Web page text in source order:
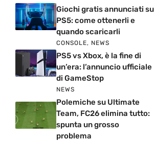
Giochi gratis annunciati su
PS5: come ottenerli e
quando scaricarli
CONSOLE, NEWS
PS5 vs Xbox, è la fine di
un’era: l’annuncio ufficiale
di GameStop
NEWS
Polemiche su Ultimate
Team, FC26 elimina tutto:
spunta un grosso
problema